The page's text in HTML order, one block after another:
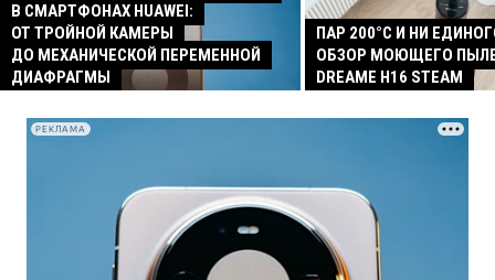
В СМАРТФОНАХ HUAWEI:
ОТ ТРОЙНОЙ КАМЕРЫ
ДО МЕХАНИЧЕСКОЙ ПЕРЕМЕННОЙ
ДИАФРАГМЫ
ПАР 200°C И НИ
ОБЗОР МОЮЩЕГО
DREAME H16 STEAM
РЕКЛАМА